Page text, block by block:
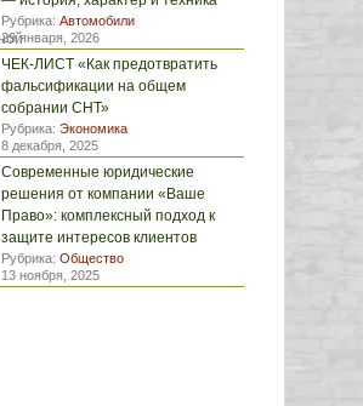
Рубрика: Автомобили
29 января, 2026
ЧЕК-ЛИСТ «Как предотвратить
фальсификации на общем
собрании СНТ»
Рубрика: Экономика
8 декабря, 2025
Современные юридические
решения от компании «Ваше
Право»: комплексный подход к
защите интересов клиентов
Рубрика: Общество
13 ноября, 2025